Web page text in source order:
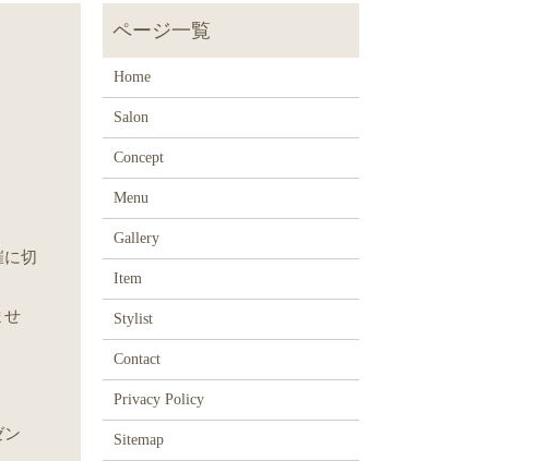
切
せ
ン
Home
Salon
Concept
Menu
Gallery
Item
Stylist
Contact
Privacy Policy
Sitemap